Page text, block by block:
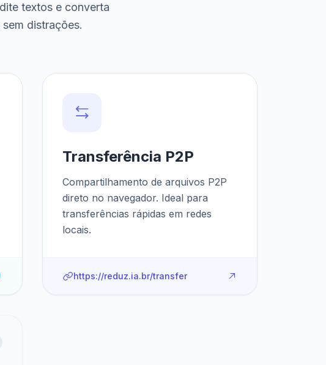
textos e converta
distrações.
Transferência P2P
Compartilhamento de arquivos P2P
direto no navegador. Ideal para
transferências rápidas em redes
locais.
https://reduz.ia.br/transfer